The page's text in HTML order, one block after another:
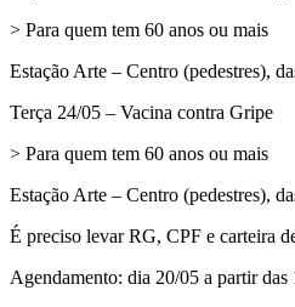
> Para quem tem 60 anos ou mais
Estação Arte – Centro (pedestres),
Terça 24/05 – Vacina contra Gripe
> Para quem tem 60 anos ou mais
Estação Arte – Centro (pedestres),
É preciso levar RG, CPF e carteira
Agendamento: dia 20/05 a partir das